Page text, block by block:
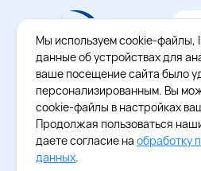
Мы используем cookie-файлы,
данные об устройствах для
ваше посещение сайта было
персонализированным. Вы
cookie-файлы в настройках
Продолжая пользоваться
даете согласие на обработку
данных.